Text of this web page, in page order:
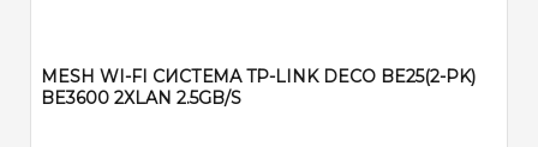
MESH WI-FI СИСТЕМА TP-LINK DECO BE25(2-PK)
BE3600 2ХLAN 2.5GB/S